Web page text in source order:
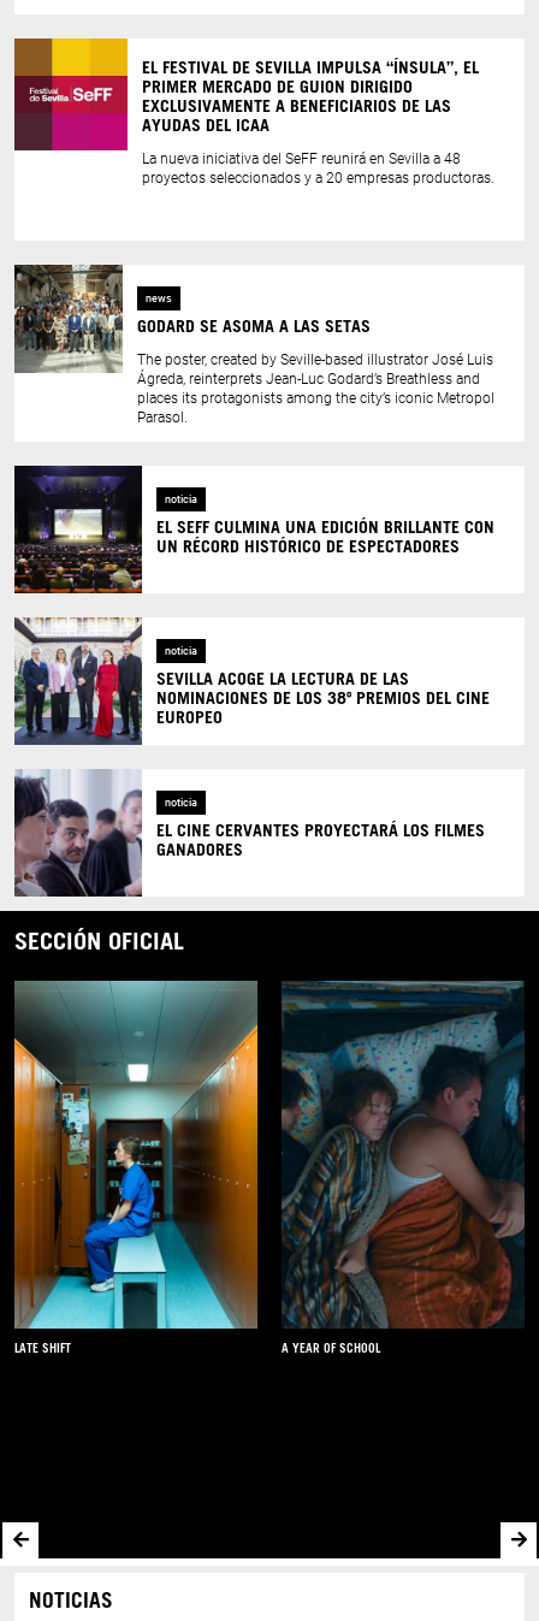
EL FESTIVAL DE SEVILLA IMPULSA “ÍNSULA”, EL
PRIMER MERCADO DE GUION DIRIGIDO
EXCLUSIVAMENTE A BENEFICIARIOS DE LAS
AYUDAS DEL ICAA
La nueva iniciativa del SeFF reunirá en Sevilla a 48
proyectos seleccionados y a 20 empresas productoras.
news
GODARD SE ASOMA A LAS SETAS
The poster, created by Seville-based illustrator José Luis
Ágreda, reinterprets Jean-Luc Godard’s Breathless and
places its protagonists among the city’s iconic Metropol
Parasol.
noticia
EL SEFF CULMINA UNA EDICIÓN BRILLANTE CON
UN RÉCORD HISTÓRICO DE ESPECTADORES
noticia
SEVILLA ACOGE LA LECTURA DE LAS
NOMINACIONES DE LOS 38º PREMIOS DEL CINE
EUROPEO
noticia
EL CINE CERVANTES PROYECTARÁ LOS FILMES
GANADORES
SECCIÓN OFICIAL
FUORI LOS COLORES DEL TIEMPO
NOTICIAS